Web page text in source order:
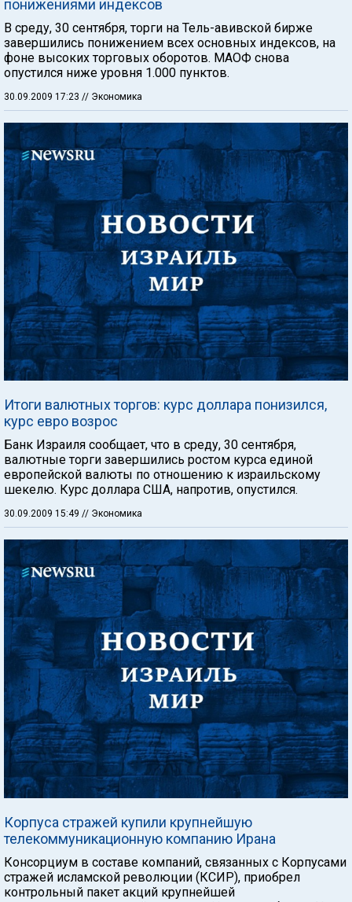
понижениями индексов
В среду, 30 сентября, торги на Тель-авивской бирже
завершились понижением всех основных индексов, на
фоне высоких торговых оборотов. МАОФ снова
опустился ниже уровня 1.000 пунктов.
30.09.2009 17:23 // Экономика
Итоги валютных торгов: курс доллара понизился,
курс евро возрос
Банк Израиля сообщает, что в среду, 30 сентября,
валютные торги завершились ростом курса единой
европейской валюты по отношению к израильскому
шекелю. Курс доллара США, напротив, опустился.
30.09.2009 15:49 // Экономика
Корпуса стражей купили крупнейшую
телекоммуникационную компанию Ирана
Консорциум в составе компаний, связанных с Корпусами
стражей исламской революции (КСИР), приобрел
контрольный пакет акций крупнейшей